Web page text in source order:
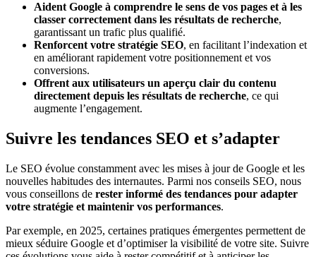
Aident Google à comprendre le sens de vos pages et à les
classer correctement dans les résultats de recherche,
garantissant un trafic plus qualifié.
Renforcent votre stratégie SEO, en facilitant l’indexation et
en améliorant rapidement votre positionnement et vos
conversions.
Offrent aux utilisateurs un aperçu clair du contenu
directement depuis les résultats de recherche, ce qui
augmente l’engagement.
Suivre les tendances SEO et s’adapter
Le SEO évolue constamment avec les mises à jour de Google et les
nouvelles habitudes des internautes. Parmi nos conseils SEO, nous
vous conseillons de rester informé des tendances pour adapter
votre stratégie et maintenir vos performances.
Par exemple, en 2025, certaines pratiques émergentes permettent de
mieux séduire Google et d’optimiser la visibilité de votre site. Suivre